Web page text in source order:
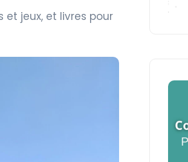
jeux, et livres pour